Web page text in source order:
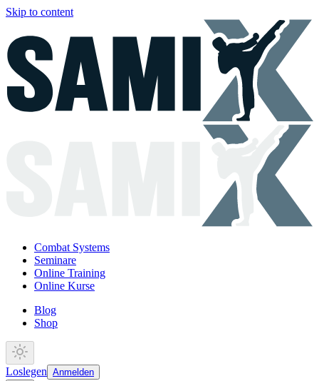
Skip to content
Combat Systems
Seminare
Online Training
Online Kurse
Blog
Shop
Loslegen Anmelden